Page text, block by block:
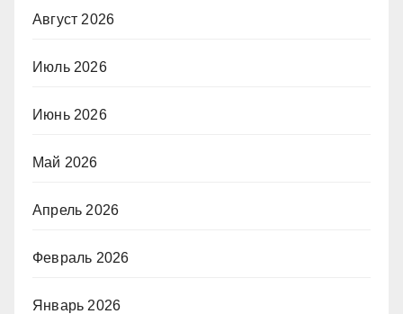
Август 2026
Июль 2026
Июнь 2026
Май 2026
Апрель 2026
Февраль 2026
Январь 2026